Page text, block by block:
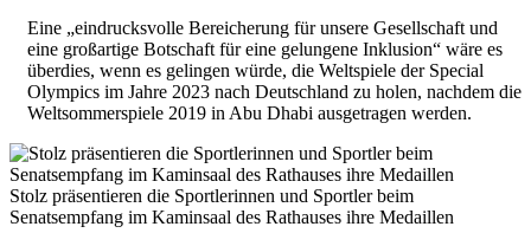
Eine „eindrucksvolle Bereicherung für unsere Gesellschaft und
eine großartige Botschaft für eine gelungene Inklusion“ wäre es
überdies, wenn es gelingen würde, die Weltspiele der Special
Olympics im Jahre 2023 nach Deutschland zu holen, nachdem die
Weltsommerspiele 2019 in Abu Dhabi ausgetragen werden.
Stolz präsentieren die Sportlerinnen und Sportler beim
Senatsempfang im Kaminsaal des Rathauses ihre Medaillen